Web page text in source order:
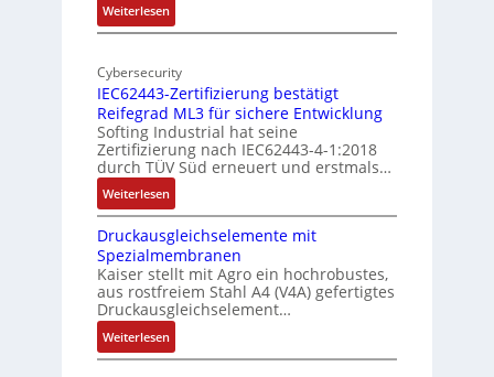
E
g
e
-
I
d
u
t
r
i
e
-
P
C
l
ä
s
s
Weiterlesen:
M
b
i
f
u
n
k
m
o
d
u
l
e
b
r
Cybersecurity
IEC62443-Zertifizierung bestätigt
Reifegrad ML3 für sichere Entwicklung
Softing Industrial hat seine
Zertifizierung nach IEC62443-4-1:2018
durch TÜV Süd erneuert und erstmals…
Weiterlesen:
I
E
C
6
2
4
4
3
Druckausgleichselemente mit
Spezialmembranen
Kaiser stellt mit Agro ein hochrobustes,
aus rostfreiem Stahl A4 (V4A) gefertigtes
Druckausgleichselement…
Weiterlesen:
D